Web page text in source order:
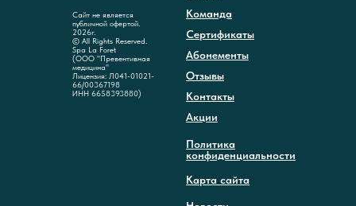
Сайт не является
публичной офертой.
2026г.
© All Rights Reserved.
Spa La Foret
(ООО "Превентивная
медицина"
Лицензия: Л041-01021-
66/00367198
ИНН 6658393880)
Команда
Сертификаты
Абонементы
Отзывы
Контакты
Политика
конфиденциальности
Акции
Карта сайта